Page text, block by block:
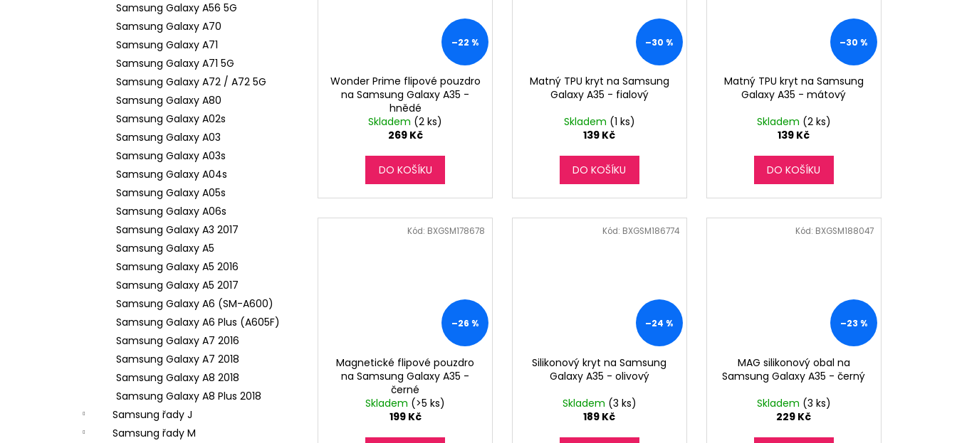
Samsung Galaxy A56 5G
Samsung Galaxy A70
Samsung Galaxy A71
Samsung Galaxy A71 5G
Samsung Galaxy A72 / A72 5G
Samsung Galaxy A80
Samsung Galaxy A02s
Samsung Galaxy A03
Samsung Galaxy A03s
Samsung Galaxy A04s
Samsung Galaxy A05s
Samsung Galaxy A06s
Samsung Galaxy A3 2017
Samsung Galaxy A5
Samsung Galaxy A5 2016
Samsung Galaxy A5 2017
Samsung Galaxy A6 (SM-A600)
Samsung Galaxy A6 Plus (A605F)
Samsung Galaxy A7 2016
Samsung Galaxy A7 2018
Samsung Galaxy A8 2018
Samsung Galaxy A8 Plus 2018
Samsung řady J
Samsung řady M
–22 %
Wonder Prime flipové pouzdro
na Samsung Galaxy A35 -
hnědé
Skladem (2 ks)
269 Kč
DO KOŠÍKU
–30 %
Matný TPU kryt na Samsung
Galaxy A35 - fialový
Skladem (1 ks)
139 Kč
DO KOŠÍKU
–30 %
Matný TPU kryt na Samsung
Galaxy A35 - mátový
Skladem (2 ks)
139 Kč
DO KOŠÍKU
–26 %
Magnetické flipové pouzdro
na Samsung Galaxy A35 -
černé
Skladem (>5 ks)
199 Kč
Kód: BXGSM178678
–24 %
Silikonový kryt na Samsung
Galaxy A35 - olivový
Skladem (3 ks)
189 Kč
Kód: BXGSM186774
–23 %
MAG silikonový obal na
Samsung Galaxy A35 - černý
Skladem (3 ks)
229 Kč
Kód: BXGSM188047